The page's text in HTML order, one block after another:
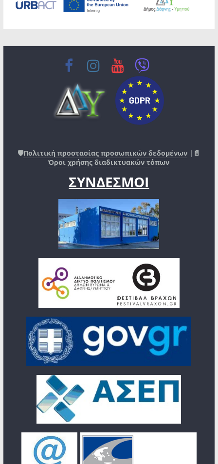
🛡️Πολιτική προστασίας προσωπικών δεδομένων |📄
Όροι χρήσης διαδικτυακών τόπων
ΣΥΝΔΕΣΜΟΙ